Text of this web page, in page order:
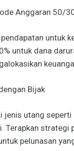
Anggaran 50/
untuk
untuk dana
Bijak
jenis utang
Terapkan
pelunasan